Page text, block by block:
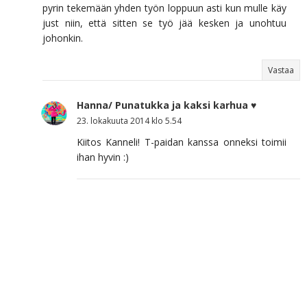
pyrin tekemään yhden työn loppuun asti kun mulle käy
just niin, että sitten se työ jää kesken ja unohtuu
johonkin.
Vastaa
Hanna/ Punatukka ja kaksi karhua ♥
23. lokakuuta 2014 klo 5.54
Kiitos Kanneli! T-paidan kanssa onneksi toimii
ihan hyvin :)